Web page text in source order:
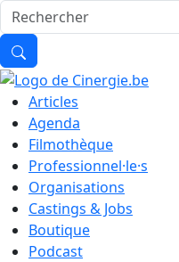
Articles
Agenda
Filmothèque
Professionnel·le·s
Organisations
Castings & Jobs
Boutique
Podcast